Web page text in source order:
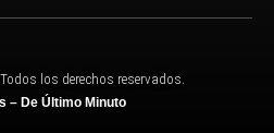
los derechos reservados.
– De Último Minuto